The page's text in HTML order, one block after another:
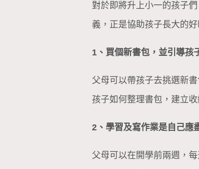
對於即將升上小一的孩子
義，正是協助孩子長大的
1、買個新書包，並引導孩
父母可以帶孩子去挑選新
孩子如何整理書包，建立
2、學習及寫作業是自己應
父母可以在開學前兩週，